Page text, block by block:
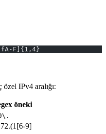
F]{1,4}
özel IPv4 aralığı:
öneki
9]